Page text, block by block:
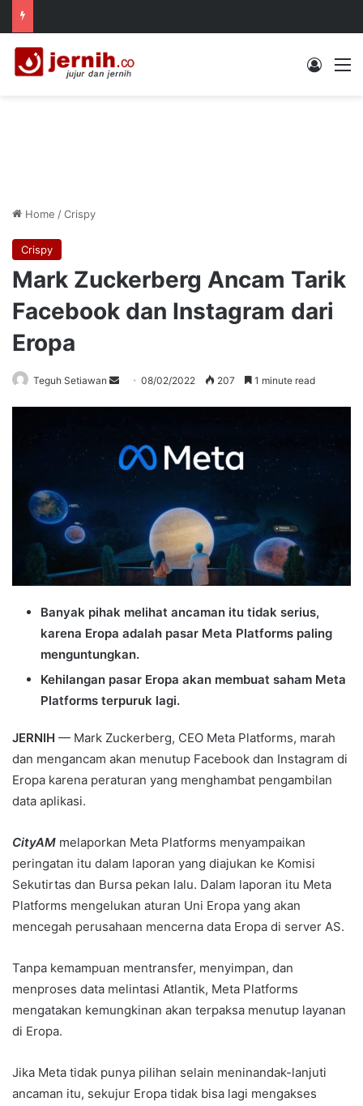
Log In
Home /Crispy
Crispy
Mark Zuckerberg Ancam Tarik
Facebook dan Instagram dari
Eropa
Teguh Setiawan
Send08/02/2022 207 1 minute read
Banyak pihak melihat ancaman itu tidak serius,
karena Eropa adalah pasar Meta Platforms paling
menguntungkan.
Kehilangan pasar Eropa akan membuat saham Meta
Platforms terpuruk lagi.
JERNIH — Mark Zuckerberg, CEO Meta Platforms, marah
dan mengancam akan menutup Facebook dan Instagram di
Eropa karena peraturan yang menghambat pengambilan
data aplikasi.
CityAM melaporkan Meta Platforms menyampaikan
peringatan itu dalam laporan yang diajukan ke Komisi
Sekutirtas dan Bursa pekan lalu. Dalam laporan itu Meta
Platforms mengelukan aturan Uni Eropa yang akan
mencegah perusahaan mencerna data Eropa di server AS.
Tanpa kemampuan mentransfer, menyimpan, dan
menproses data melintasi Atlantik, Meta Platforms
mengatakan kemungkinan akan terpaksa menutup layanan
di Eropa.
Jika Meta tidak punya pilihan selain meninandak-lanjuti
ancaman itu, sekujur Eropa tidak bisa lagi mengakses